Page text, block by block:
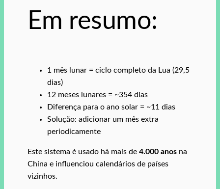
Em resumo:
1 mês lunar = ciclo completo da Lua (29,5
dias)
12 meses lunares = ~354 dias
Diferença para o ano solar = ~11 dias
Solução: adicionar um mês extra
periodicamente
Este sistema é usado há mais de 4.000 anos na
China e influenciou calendários de países
vizinhos.